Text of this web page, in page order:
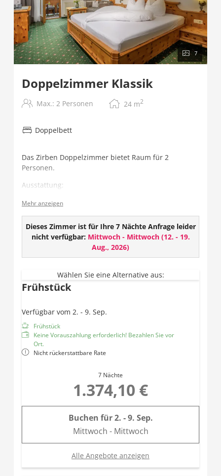
7
Doppelzimmer Klassik
Max.: 2 Personen 24 m2
Doppelbett
Das Zirben Doppelzimmer bietet Raum für 2
Personen.
Ausstattung:
Gesund schlafen - im Zirbenholzbett
Radio
Telefon
Badezimmer mit Dusche/WC und Haarföhn
Mehr anzeigen
Dieses Zimmer ist für Ihre 7 Nächte Anfrage leider
nicht verfügbar: Mittwoch - Mittwoch(12. - 19.
Aug., 2026)
Wählen Sie eine Alternative aus:
Frühstück
Verfügbar vom 2. - 9. Sep.
Frühstück
Keine Vorauszahlung erforderlich! Bezahlen Sie vor
Ort.
Nicht rückerstattbare Rate
7 Nächte
1.374,10 €
Buchen für2. - 9. Sep.
Mittwoch - Mittwoch
Alle Angebote anzeigen